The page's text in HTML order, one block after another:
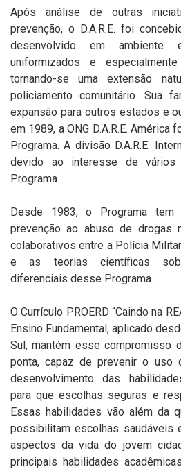
Após análise de outras
prevenção, o D.A.R.E. foi
desenvolvido em ambiente
uniformizados e
tornando-se uma extensão
policiamento comunitário. Sua
expansão para outros estados e
em 1989, a ONG D.A.R.E. América
Programa. A divisão D.A.R.E.
devido ao interesse de
Programa.
Desde 1983, o Programa
prevenção ao abuso de drogas
colaborativos entre a Polícia
e as teorias científicas
diferenciais desse Programa.
O Currículo PROERD “Caindo na
Ensino Fundamental, aplicado
Sul, mantém esse compromisso
ponta, capaz de prevenir o uso
desenvolvimento das
para que escolhas seguras e
Essas habilidades vão além da
possibilitam escolhas saudáveis
aspectos da vida do jovem
principais habilidades